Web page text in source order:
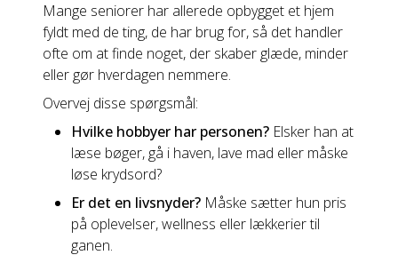
Mange seniorer har allerede opbygget et hjem
fyldt med de ting, de har brug for, så det handler
ofte om at finde noget, der skaber glæde, minder
eller gør hverdagen nemmere.
Overvej disse spørgsmål:
Hvilke hobbyer har personen? Elsker han at
læse bøger, gå i haven, lave mad eller måske
løse krydsord?
Er det en livsnyder? Måske sætter hun pris
på oplevelser, wellness eller lækkerier til
ganen.